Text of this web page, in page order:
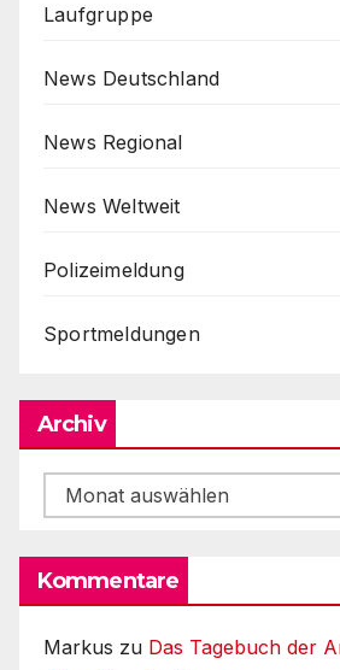
Laufgruppe
News Deutschland
News Regional
News Weltweit
Polizeimeldung
Sportmeldungen
Archiv
Archiv
Kommentare
Markus zu Das Tagebuch der